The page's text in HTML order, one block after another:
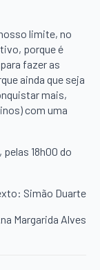
limite, no
porque é
fazer as
ainda que seja
mais,
com uma
18h00 do
Simão Duarte
Margarida Alves